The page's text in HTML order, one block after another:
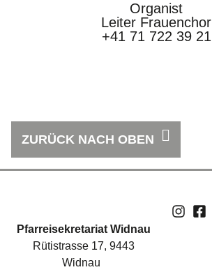
Organist
Leiter Frauenchor
+41 71 722 39 21
ZURÜCK NACH OBEN
Pfarreisekretariat Widnau
Rütistrasse 17, 9443
Widnau